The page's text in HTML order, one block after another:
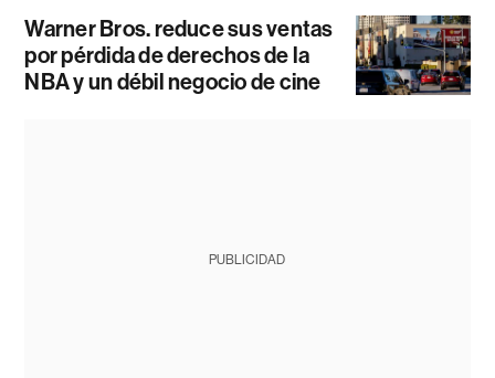
Warner Bros. reduce sus ventas
por pérdida de derechos de la
NBA y un débil negocio de cine
PUBLICIDAD